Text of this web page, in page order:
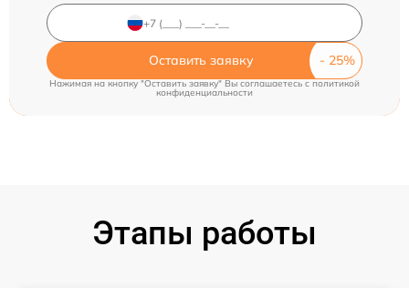
Оставить заявку
Нажимая на кнопку "Оставить заявку" Вы соглашаетесь cполитикой
конфиденциальности
Этапы работы